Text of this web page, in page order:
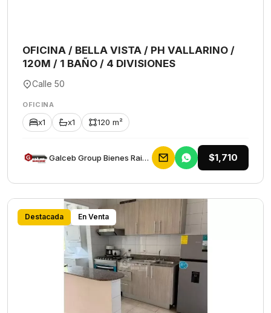
OFICINA / BELLA VISTA / PH VALLARINO /
120M / 1 BAÑO / 4 DIVISIONES
Calle 50
OFICINA
x1 x1 120 m²
Galceb Group Bienes Raices $1,710
Destacada En Venta